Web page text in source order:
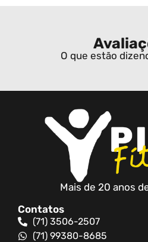
O que estão
Mais de 20 anos
Contatos
(71) 3506-2507
(71) 99380-8685